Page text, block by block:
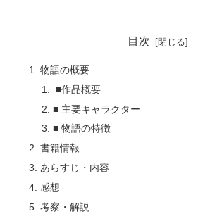
目次
物語の概要
■作品概要
■ 主要キャラクター
■ 物語の特徴
書籍情報
あらすじ・内容
感想
考察・解説